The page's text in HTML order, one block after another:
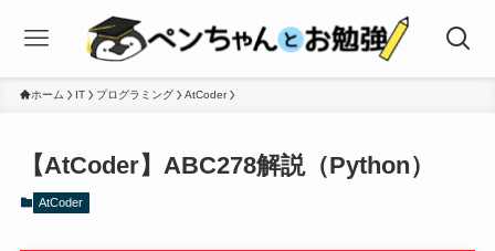
ホーム IT プログラミング AtCoder
【AtCoder】ABC278解説（Python）
AtCoder